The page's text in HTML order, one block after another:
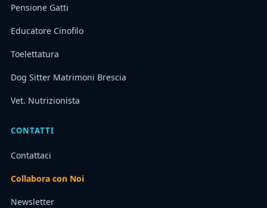
Pensione Gatti
Educatore Cinofilo
Toelettatura
Dog Sitter Matrimoni Brescia
Vet. Nutrizionista
CONTATTI
Contattaci
Collabora con Noi
Newsletter